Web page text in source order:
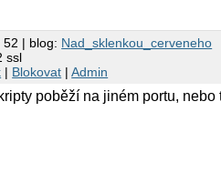
52 | blog: Nad_sklenkou_cerveneho
ssl
| Blokovat |Admin
poběží na jiném portu,